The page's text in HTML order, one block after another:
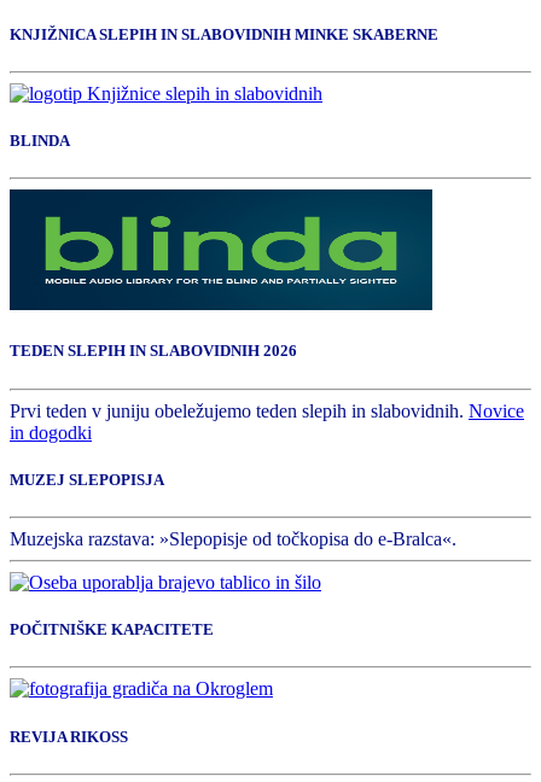
KNJIŽNICA SLEPIH IN SLABOVIDNIH MINKE SKABERNE
BLINDA
TEDEN SLEPIH IN SLABOVIDNIH 2026
Prvi teden v juniju obeležujemo teden slepih in slabovidnih. Novice
in dogodki
MUZEJ SLEPOPISJA
Muzejska razstava: »Slepopisje od točkopisa do e-Bralca«.
POČITNIŠKE KAPACITETE
REVIJA RIKOSS